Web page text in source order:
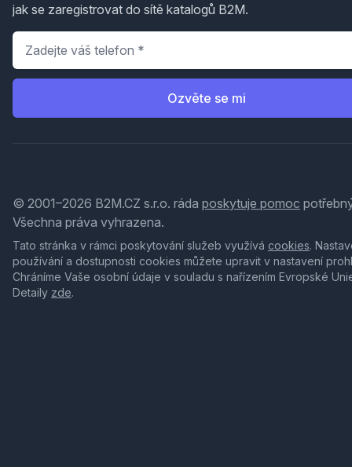
jak se zaregistrovat do sítě katalogů B2M.
Telefon
Ozvěte se mi
© 2001–2026 B2M.CZ s.r.o. ráda poskytuje pomoc
Všechna práva vyhrazena.
Tato stránka v rámci poskytování služeb využívá cookies.
používání a dostupnosti cookies můžete upravit v nastavení
Chráníme Vaše osobní údaje v souladu s nařízením Evropské
Detaily zde.